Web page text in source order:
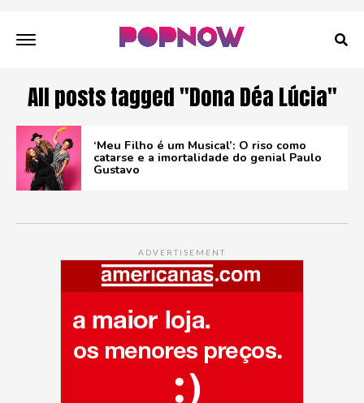
All posts tagged "Dona Déa Lúcia"
‘Meu Filho é um Musical’: O riso como
catarse e a imortalidade do genial Paulo
Gustavo
ADVERTISEMENT